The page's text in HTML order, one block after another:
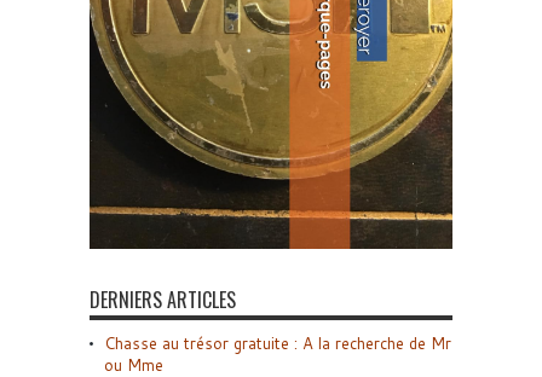
DERNIERS ARTICLES
Chasse au trésor gratuite : A la recherche de Mr
ou Mme